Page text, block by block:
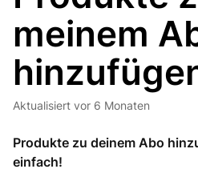
meinem
Aktualisiert vor 6 Monaten
Produkte zu deinem Abo
einfach!